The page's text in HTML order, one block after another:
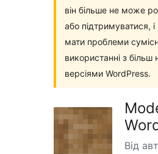
він більше не може
або підтримуватися,
мати проблеми
використанні з більш
версіями WordPress.
Від